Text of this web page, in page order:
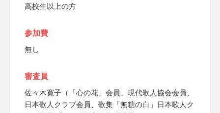
高校生以上の方
参加費
無し
審査員
佐々木寛子（「心の花」会員、現代歌人協会会員、
日本歌人クラブ会員、歌集「無糖の白」日本歌人ク